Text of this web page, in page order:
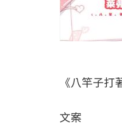
《八竿子
文案